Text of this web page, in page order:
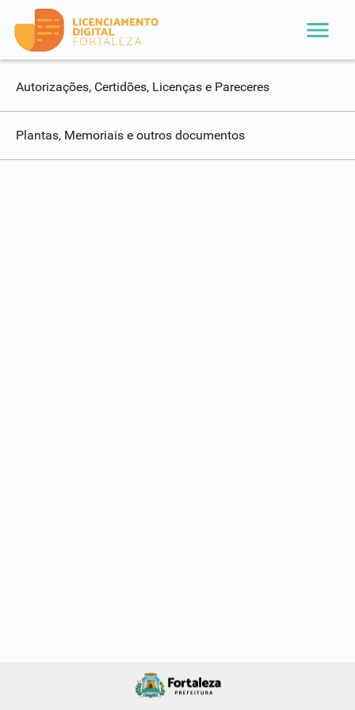
menu
Autorizações, Certidões, Licenças e Pareceres
Plantas, Memoriais e outros documentos